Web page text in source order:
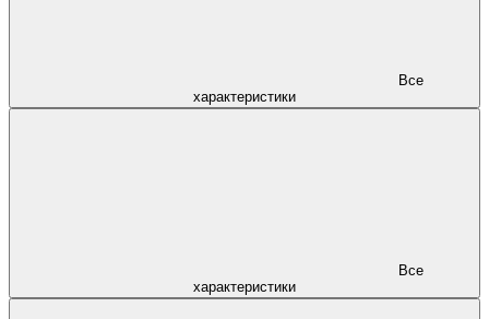
характеристики
характеристики